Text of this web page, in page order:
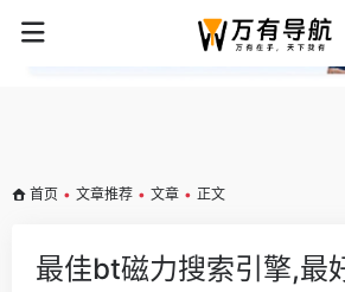
首页 • 文章推荐 • 文章 • 正文
最佳bt磁力搜索引擎,最